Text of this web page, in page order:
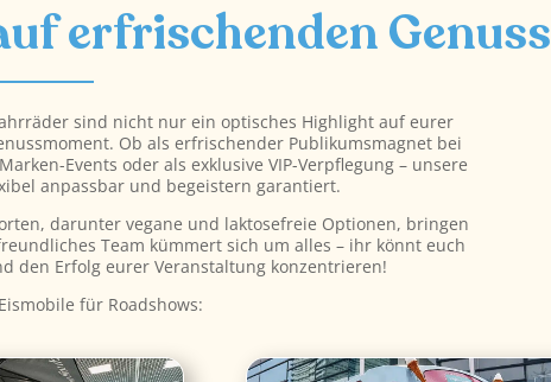
erfrischenden Genuss
sind nicht nur ein optisches Highlight auf eurer
Ob als erfrischender Publikumsmagnet bei
Events oder als exklusive VIP-Verpflegung – unsere
anpassbar und begeistern garantiert.
darunter vegane und laktosefreie Optionen, bringen
Team kümmert sich um alles – ihr könnt euch
den Erfolg eurer Veranstaltung konzentrieren!
für Roadshows: